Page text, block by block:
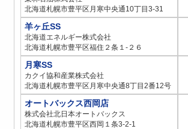
北海道札幌市豊平区月寒中央通10丁目3-31
羊ヶ丘SS
北海道エネルギー株式会社
北海道札幌市豊平区福住２条１-２６
月寒SS
カクイ協和産業株式会社
北海道札幌市豊平区月寒中央通8丁目2番12号
オートバックス西岡店
株式会社北日本オートバックス
北海道札幌市豊平区西岡１条3-2-1